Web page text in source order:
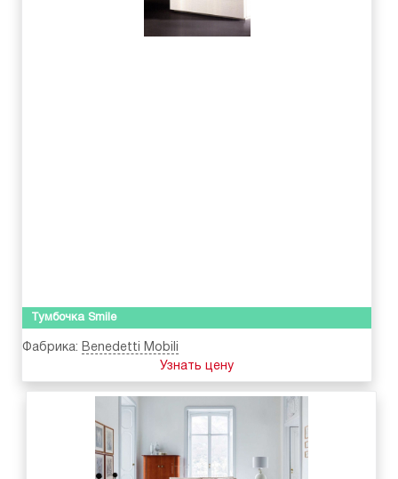
Тумбочка Smile
Фабрика: Benedetti Mobili
Узнать цену